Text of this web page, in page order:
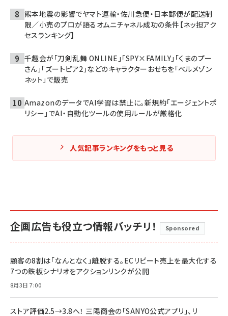
熊本地震の影響でヤマト運輸・佐川急便・日本郵便が配送制
限／小売のプロが語るオムニチャネル成功の条件【ネッ担アク
セスランキング】
千趣会が「刀剣乱舞 ONLINE」「SPY×FAMILY」「くまのプー
さん」「ズートピア2」などのキャラクターおせちを「ベルメゾン
ネット」で販売
AmazonのデータでAI学習は禁止に。新規約「エージェントポ
リシー」でAI・自動化ツールの使用ルールが厳格化
人気記事ランキングをもっと見る
企画広告も役立つ情報バッチリ！ Sponsored
顧客の8割は「なんとなく」離脱する。ECリピート売上を最大化する
7つの鉄板シナリオをアクションリンクが公開
8月3日 7:00
ストア評価2.5→3.8へ！ 三陽商会の「SANYO公式アプリ」、リ